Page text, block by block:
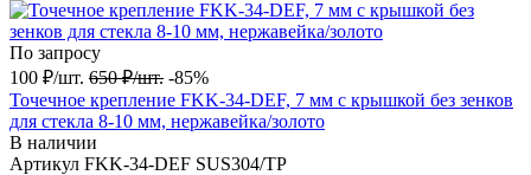
По запросу
100 ₽/шт. 650 ₽/шт. -85%
Точечное крепление FKK-34-DEF, 7 мм с крышкой без зенков
для стекла 8-10 мм, нержавейка/золото
В наличии
Артикул FKK-34-DEF SUS304/TP